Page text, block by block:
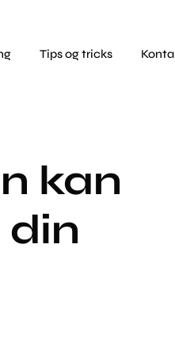
Tips og tricks
kan